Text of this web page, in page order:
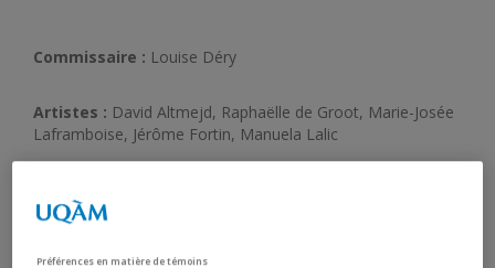
Commissaire : Louise Déry
Artistes : David Altmejd, Raphaëlle de Groot, Marie-Josée
Laframboise, Jérôme Fortin, Manuela Lalic
Préférences en matière de témoins